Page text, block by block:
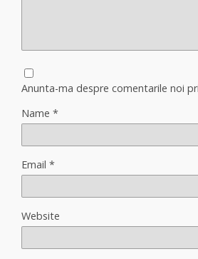
Anunta-ma despre comentarile noi
Name *
Email *
Website